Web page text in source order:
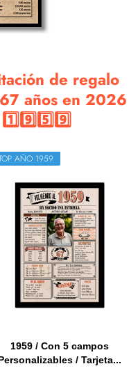
de regalo
años en 2026
AÑO 1959
1959 / Con 5 campos
/ Tarjeta...